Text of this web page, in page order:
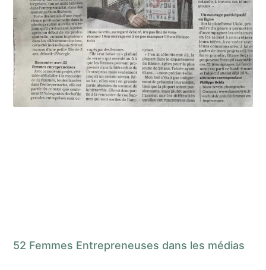
52 Femmes Entrepreneuses dans les médias